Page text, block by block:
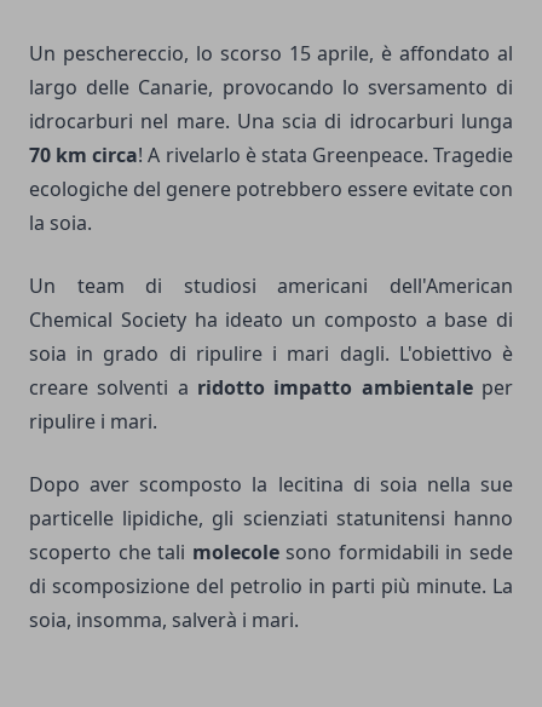
Un peschereccio, lo scorso 15 aprile, è affondato al
largo delle Canarie, provocando lo sversamento di
idrocarburi nel mare. Una scia di idrocarburi lunga
70 km circa! A rivelarlo è stata Greenpeace. Tragedie
ecologiche del genere potrebbero essere evitate con
la soia.
Un team di studiosi americani dell'American
Chemical Society ha ideato un composto a base di
soia in grado di ripulire i mari dagli. L'obiettivo è
creare solventi a ridotto impatto ambientaleper
ripulire i mari.
Dopo aver scomposto la lecitina di soia nella sue
particelle lipidiche, gli scienziati statunitensi hanno
scoperto che tali molecolesono formidabili in sede
di scomposizione del petrolio in parti più minute. La
soia, insomma, salverà i mari.